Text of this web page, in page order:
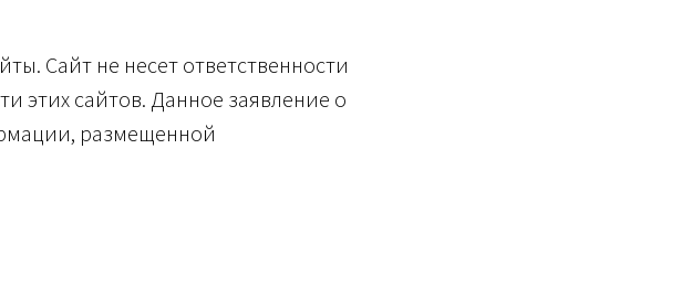
Сайт не несет ответственности
этих сайтов. Данное заявление о
размещенной